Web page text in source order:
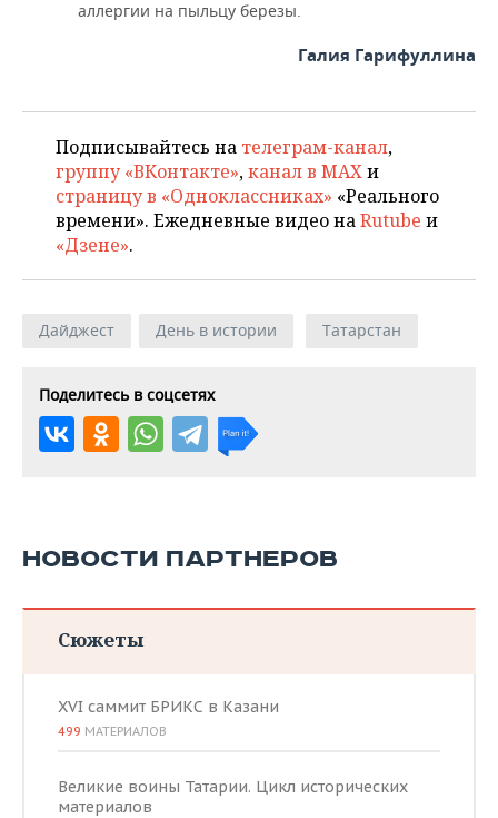
аллергии на пыльцу березы.
Галия Гарифуллина
Подписывайтесь на телеграм-канал,
группу «ВКонтакте»,канал в MAXи
страницу в «Одноклассниках» «Реального
времени». Ежедневные видео наRutube и
«Дзене».
Дайджест День в истории Татарстан
Поделитесь в соцсетях
НОВОСТИ ПАРТНЕРОВ
Сюжеты
XVI саммит БРИКС в Казани
499 МАТЕРИАЛОВ
Великие воины Татарии. Цикл исторических
материалов